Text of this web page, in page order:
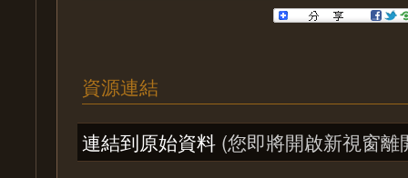
資源連結
連結到原始資料 (您即將開啟新視窗離